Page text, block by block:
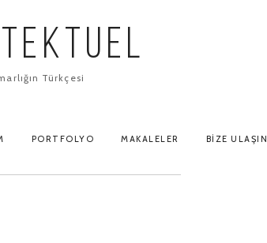
Türkçesi
PORTFOLYO MAKALELER BIZE ULAŞIN